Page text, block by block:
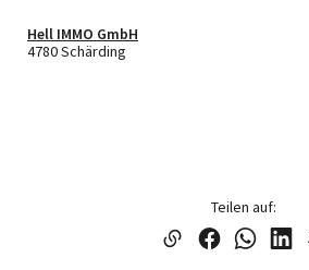
Hell IMMO GmbH
4780 Schärding
Teilen auf: